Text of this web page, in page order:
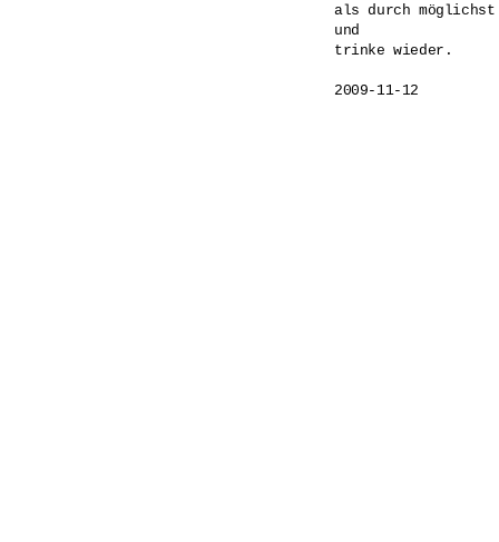
als durch
und
trinke wieder.